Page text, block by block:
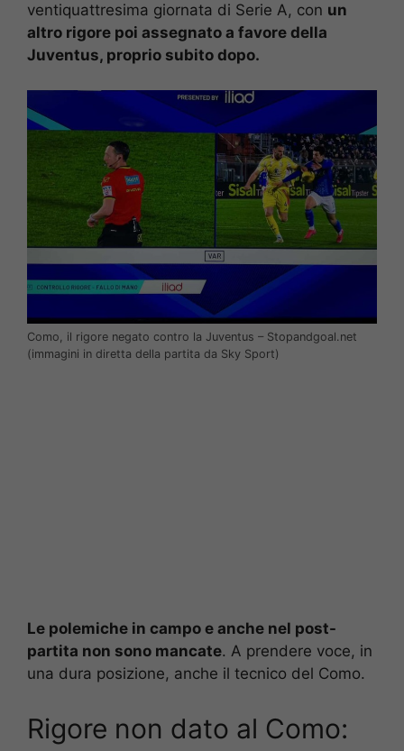
ventiquattresima giornata di Serie A, con un
altro rigore poi assegnato a favore della
Juventus, proprio subito dopo.
Como, il rigore negato contro la Juventus – Stopandgoal.net
(immagini in diretta della partita da Sky Sport)
Le polemiche in campo e anche nel post-
partita non sono mancate. A prendere voce, in
una dura posizione, anche il tecnico del Como.
Rigore non dato al Como: